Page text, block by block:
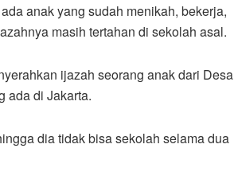
anak yang sudah menikah, bekerja,
masih tertahan di sekolah asal.
ijazah seorang anak dari Desa
ada di Jakarta.
dia tidak bisa sekolah selama dua